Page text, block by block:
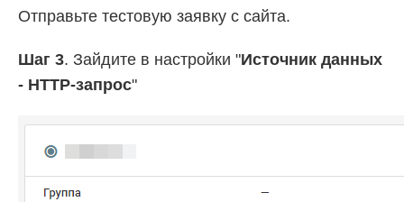
Отправьте тестовую заявку с сайта.
Шаг 3. Зайдите в настройки "Источник данных
- HTTP-запрос"